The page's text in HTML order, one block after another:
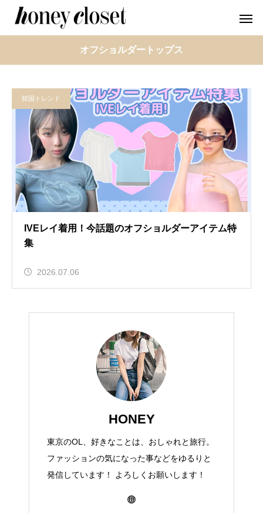
オフショルダートップス
韓国トレンド
IVEレイ着用！今話題のオフショルダーアイテム特
集
2026.07.06
HONEY
東京のOL、好きなことは、おしゃれと旅行。
ファッションの気になった事などをゆるりと
発信しています！ よろしくお願いします！